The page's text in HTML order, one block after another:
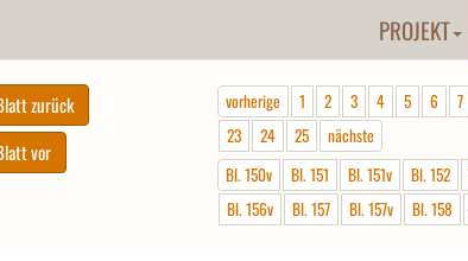
PROJEKT
vorherige 1 2 3 4 5 6 7
23
24 25
nächste
Bl. 150v
Bl. 151 Bl. 151v Bl. 152
Bl. 156v
Bl. 157 Bl. 157v Bl. 158